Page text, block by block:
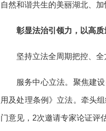
自然和谐共生的美丽湖北、加
彰显法治引领力，以高
坚持立法全周期把控、
服务中心立法。聚焦建
用及处理条例》立法。牵头
门意见，2次邀请专家论证评